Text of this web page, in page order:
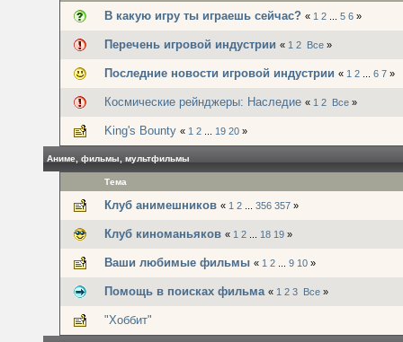
В какую игру ты играешь сейчас? « 1 2 5 6 »
Перечень игровой индустрии « 1 2 Все »
Последние новости игровой индустрии « 1 2 6 7 »
Космические рейнджеры: Наследие « 1 2 Все »
King's Bounty « 1 2 19 20 »
Аниме, фильмы, мультфильмы
Тема
Клуб анимешников « 1 2 356 357 »
Клуб киноманьяков « 1 2 18 19 »
Ваши любимые фильмы « 1 2 9 10 »
Помощь в поисках фильма « 1 2 3 Все »
"Хоббит"